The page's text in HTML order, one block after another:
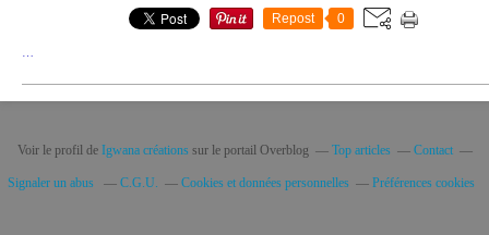
Repost 0
Voir le profil de Igwana créationssur le portail Overblog Top articles Contact
Signaler un abus C.G.U. Cookies et données personnelles Préférences cookies